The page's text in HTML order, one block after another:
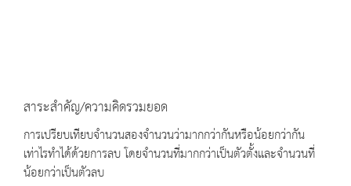
สาระสำคัญ/ความคิดรวมยอด
การเปรียบเทียบจำนวนสองจำนวนว่ามากกว่ากันหรือน้อยกว่ากัน
เท่าไรทำได้ด้วยการลบ โดยจำนวนที่มากกว่าเป็นตัวตั้งและจำนวนที่
น้อยกว่าเป็นตัวลบ